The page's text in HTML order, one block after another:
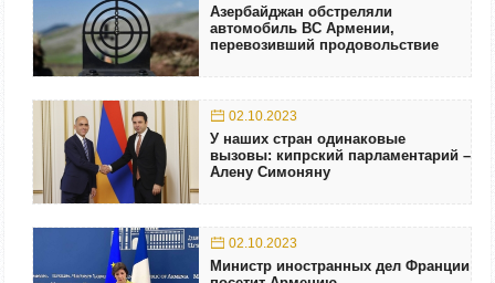
Азербайджан обстреляли
автомобиль ВС Армении,
перевозивший продовольствие
02.10.2023
У наших стран одинаковые
вызовы: кипрский парламентарий –
Алену Симоняну
02.10.2023
Министр иностранных дел Франции